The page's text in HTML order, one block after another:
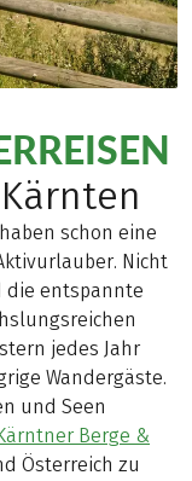
schon eine
Nicht
die entspannte
jedes Jahr
Wandergäste.
und Seen
Berge &
Österreich zu